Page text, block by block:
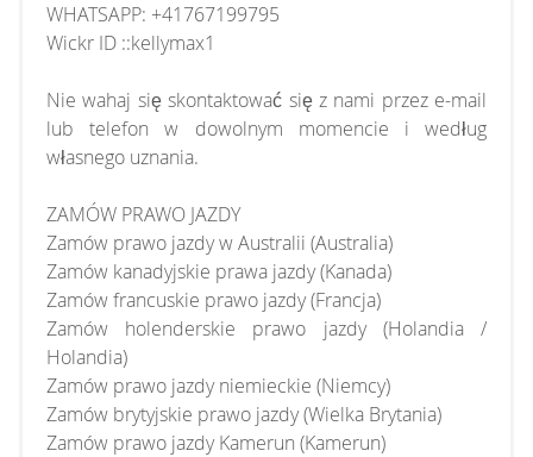
WHATSAPP: +41767199795
Wickr ID ::kellymax1
Nie wahaj się skontaktować się z nami przez e-mail
lub telefon w dowolnym momencie i według
własnego uznania.
ZAMÓW PRAWO JAZDY
Zamów prawo jazdy w Australii (Australia)
Zamów kanadyjskie prawa jazdy (Kanada)
Zamów francuskie prawo jazdy (Francja)
Zamów holenderskie prawo jazdy (Holandia /
Holandia)
Zamów prawo jazdy niemieckie (Niemcy)
Zamów brytyjskie prawo jazdy (Wielka Brytania)
Zamów prawo jazdy Kamerun (Kamerun)